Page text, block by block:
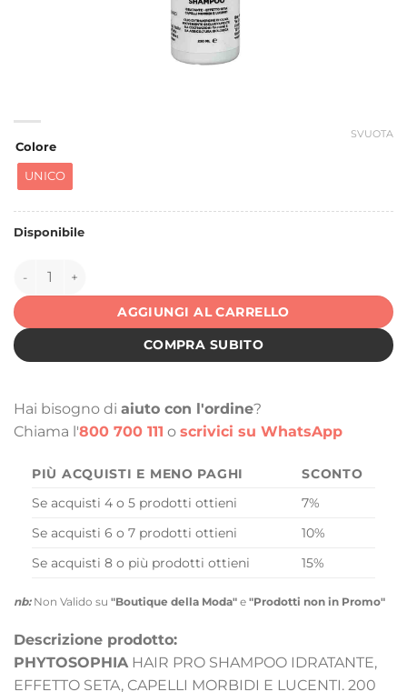
Colore
UNICO
SVUOTA
Disponibile
150047 quantità
AGGIUNGI AL CARRELLO
COMPRA SUBITO
Hai bisogno di aiuto con l'ordine?
Chiama l'800 700 111 o scrivici su WhatsApp
PIÙ ACQUISTI E MENO PAGHI
SCONTO
Se acquisti 4 o 5 prodotti ottieni
7%
Se acquisti 6 o 7 prodotti ottieni
10%
Se acquisti 8 o più prodotti ottieni
15%
nb:Non Valido su "Boutique della Moda" e "Prodotti non in Promo"
Descrizione prodotto:
PHYTOSOPHIAHAIR PRO SHAMPOO IDRATANTE,
EFFETTO SETA, CAPELLI MORBIDI E LUCENTI. 200